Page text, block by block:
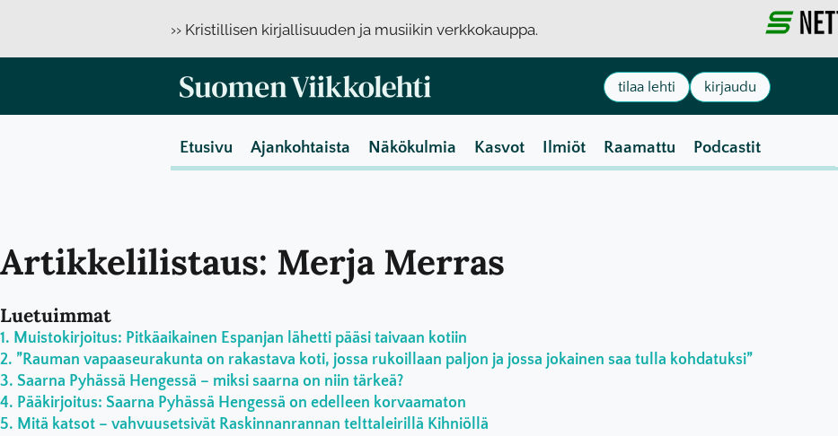
›› Kristillisen kirjallisuuden ja musiikin verkkokauppa.
tilaa lehti kirjaudu
Etusivu Ajankohtaista Näkökulmia Kasvot Ilmiöt Raamattu Podcastit
Artikkelilistaus: Merja Merras
Luetuimmat
Muistokirjoitus: Pitkäaikainen Espanjan lähetti pääsi taivaan kotiin
”Rauman vapaaseurakunta on rakastava koti, jossa rukoillaan paljon ja jossa jokainen saa tulla kohdatuksi”
Saarna Pyhässä Hengessä – miksi saarna on niin tärkeä?
Pääkirjoitus: Saarna Pyhässä Hengessä on edelleen korvaamaton
Mitä katsot – vahvuusetsivät Raskinnanrannan telttaleirillä Kihniöllä